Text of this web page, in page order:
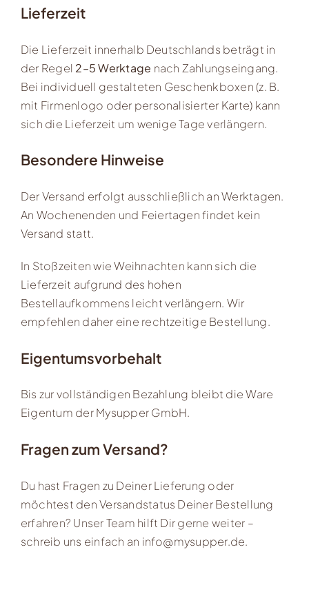
Lieferzeit
Die Lieferzeit innerhalb Deutschlands beträgt in
der Regel 2–5 Werktage nach Zahlungseingang.
Bei individuell gestalteten Geschenkboxen (z. B.
mit Firmenlogo oder personalisierter Karte) kann
sich die Lieferzeit um wenige Tage verlängern.
Besondere Hinweise
Der Versand erfolgt ausschließlich an Werktagen.
An Wochenenden und Feiertagen findet kein
Versand statt.
In Stoßzeiten wie Weihnachten kann sich die
Lieferzeit aufgrund des hohen
Bestellaufkommens leicht verlängern. Wir
empfehlen daher eine rechtzeitige Bestellung.
Eigentumsvorbehalt
Bis zur vollständigen Bezahlung bleibt die Ware
Eigentum der Mysupper GmbH.
Fragen zum Versand?
Du hast Fragen zu Deiner Lieferung oder
möchtest den Versandstatus Deiner Bestellung
erfahren? Unser Team hilft Dir gerne weiter –
schreib uns einfach an info@mysupper.de.